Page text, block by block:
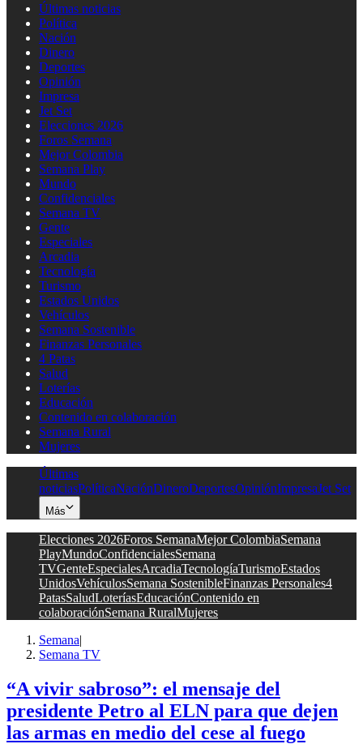
Últimas noticias
Política
Nación
Dinero
Deportes
Opinión
Impresa
Jet Set
Elecciones 2026
Foros Semana
Mejor Colombia
Semana Play
Mundo
Confidenciales
Semana TV
Gente
Especiales
Arcadia
Tecnología
Turismo
Estados Unidos
Vehículos
Semana Sostenible
Finanzas Personales
4 Patas
Salud
Loterías
Educación
Contenido en colaboración
Semana Rural
Mujeres
Últimas
noticiasPolíticaNaciónDineroDeportesOpiniónImpresaJet Set
Más
Elecciones 2026Foros SemanaMejor ColombiaSemana
PlayMundoConfidencialesSemana
TVGenteEspecialesArcadiaTecnologíaTurismoEstados
UnidosVehículosSemana SostenibleFinanzas Personales4
PatasSaludLoteríasEducaciónContenido en
colaboraciónSemana RuralMujeres
Semana|
Semana TV
“A vivir sabroso”: el mensaje del
presidente Petro al ELN para que dejen
las armas en medio del cese al fuego